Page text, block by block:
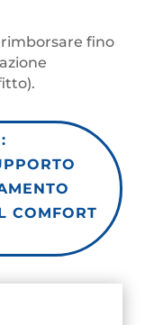
rimborsare fino
COMFORT